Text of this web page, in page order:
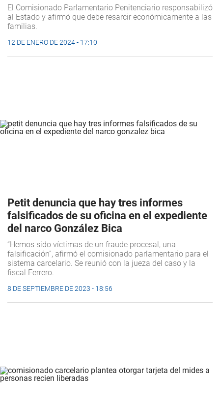
El Comisionado Parlamentario Penitenciario responsabilizó
al Estado y afirmó que debe resarcir económicamente a las
familias.
12 DE ENERO DE 2024 - 17:10
Petit denuncia que hay tres informes
falsificados de su oficina en el expediente
del narco González Bica
“Hemos sido víctimas de un fraude procesal, una
falsificación”, afirmó el comisionado parlamentario para el
sistema carcelario. Se reunió con la jueza del caso y la
fiscal Ferrero.
8 DE SEPTIEMBRE DE 2023 - 18:56